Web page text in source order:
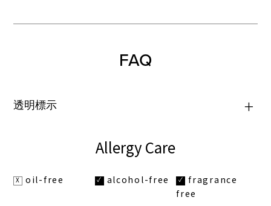
FAQ
透明標示
Allergy Care
oil-free alcohol-free
fragrance
free